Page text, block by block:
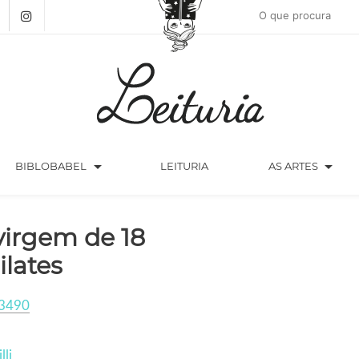
BIBLOBABEL arrow_drop_down LEITURIA AS ARTES arrow_drop_down
de 18